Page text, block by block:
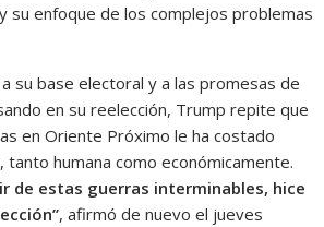
su enfoque de los complejos problemas
su base electoral y a las promesas de
en su reelección, Trump repite que
en Oriente Próximo le ha costado
tanto humana como económicamente.
de estas guerras interminables, hice
, afirmó de nuevo el jueves